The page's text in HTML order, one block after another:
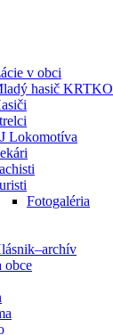
v obci
hasič KRTKO
Lokomotíva
Fotogaléria
obce